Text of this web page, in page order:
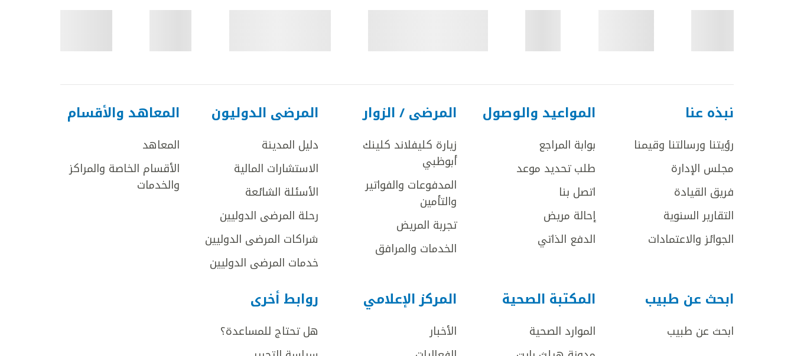
نبذه عنا
رؤيتنا ورسالتنا وقيمنا
مجلس الإدارة
فريق القيادة
التقارير السنوية
الجوائز والاعتمادات
المواعيد والوصول
بوابة المراجع
طلب تحديد موعد
اتصل بنا
إحالة مريض
الدفع الذاتي
المرضى / الزوار
زيارة كليفلاند كلينك
أبوظبي
المدفوعات والفواتير
والتأمين
تجربة المريض
الخدمات والمرافق
المرضى الدوليون
دليل المدينة
الاستشارات المالية
الأسئلة الشائعة
رحلة المرضى الدوليين
شراكات المرضى الدوليين
خدمات المرضى الدوليين
المعاهد والأقسام
المعاهد
الأقسام الخاصة والمراكز
والخدمات
ابحث عن طبيب
ابحث عن طبيب
المكتبة الصحية
الموارد الصحية
المركز الإعلامي
الأخبار
روابط أخرى
هل تحتاج للمساعدة؟